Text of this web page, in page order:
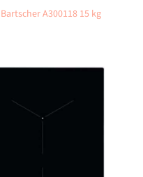
A300118 15 kg